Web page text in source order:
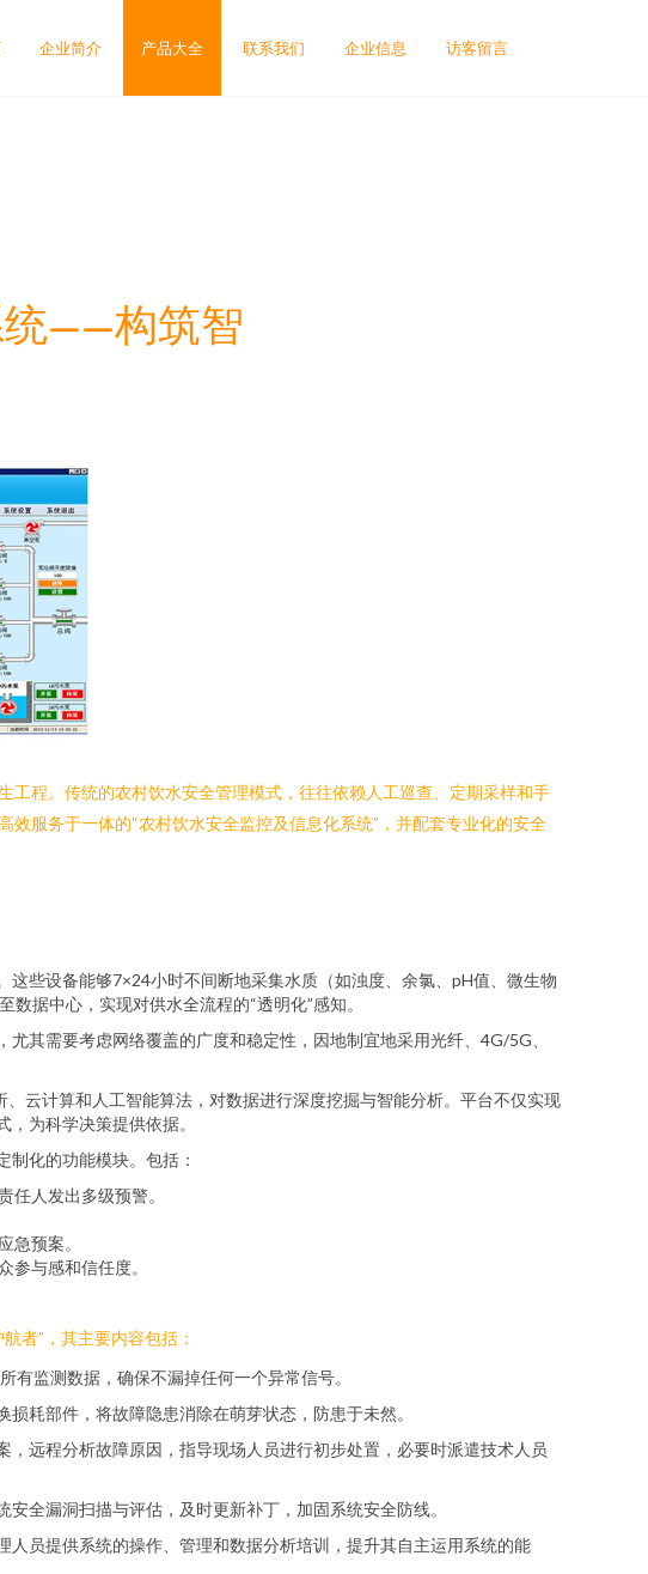
企业简介 产品大全 联系我们 企业信息 访客留言
统——构筑智
程。传统的农村饮水安全管理模式，往往依赖人工巡查、定期采样和手
服务于一体的“农村饮水安全监控及信息化系统”，并配套专业化的安全
些设备能够7×24小时不间断地采集水质（如浊度、余氯、pH值、微生物
据中心，实现对供水全流程的“透明化”感知。
其需要考虑网络覆盖的广度和稳定性，因地制宜地采用光纤、4G/5G、
云计算和人工智能算法，对数据进行深度挖掘与智能分析。平台不仅实现
为科学决策提供依据。
制化的功能模块。包括：
任人发出多级预警。
急预案。
参与感和信任度。
者”，其主要内容包括：
有监测数据，确保不漏掉任何一个异常信号。
耗部件，将故障隐患消除在萌芽状态，防患于未然。
远程分析故障原因，指导现场人员进行初步处置，必要时派遣技术人员
全漏洞扫描与评估，及时更新补丁，加固系统安全防线。
员提供系统的操作、管理和数据分析培训，提升其自主运用系统的能